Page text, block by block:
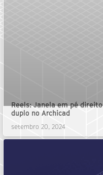
Reels: Janela em pé direito
duplo no Archicad
setembro 20, 2024